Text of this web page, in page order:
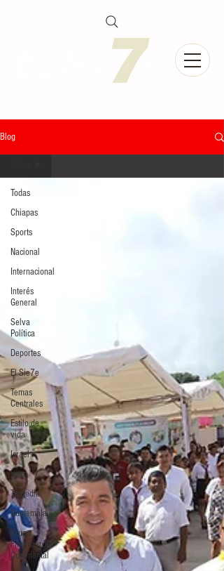
Blog
Todas
Chiapas
Sports
Nacional
Internacional
Interés
General
Selva
Política
Deportes
El Sie7e
Temas
Centrales
Estilo de
vida
Israel
bano
Tragedia
Guatemala
Grupo
Financiero
Continental